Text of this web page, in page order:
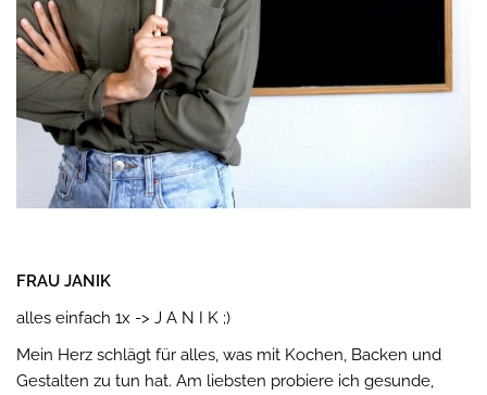
FRAU JANIK
alles einfach 1x -> J A N I K ;)
Mein Herz schlägt für alles, was mit Kochen, Backen und
Gestalten zu tun hat. Am liebsten probiere ich gesunde,